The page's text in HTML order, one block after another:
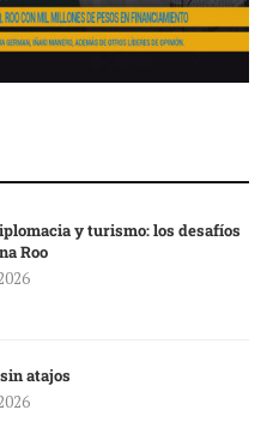
y turismo: los desafíos
Roo
atajos